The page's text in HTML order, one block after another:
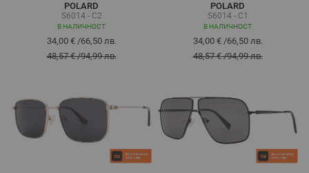
POLARD
S6014 - C2
В НАЛИЧНОСТ
34,00 €/66,50 лв.
48,57 €/94,99 лв.
POLARD
S6014 - C1
В НАЛИЧНОСТ
34,00 €/66,50 лв.
48,57 €/94,99 лв.